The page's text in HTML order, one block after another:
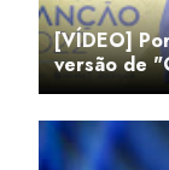
[VÍDEO]
versão de